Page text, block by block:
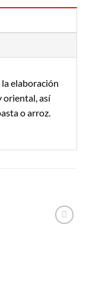
elaboración
oriental, así
o arroz.